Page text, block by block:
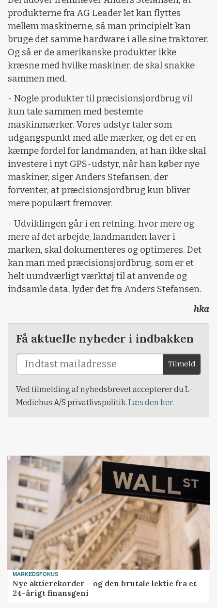
produkterne fra AG Leader let kan flyttes
mellem maskinerne, så man principielt kan
bruge det samme hardware i alle sine traktorer.
Og så er de amerikanske produkter ikke
kræsne med hvilke maskiner, de skal snakke
sammen med.
- Nogle produkter til præcisionsjordbrug vil
kun tale sammen med bestemte
maskinmærker. Vores udstyr taler som
udgangspunkt med alle mærker, og det er en
kæmpe fordel for landmanden, at han ikke skal
investere i nyt GPS-udstyr, når han køber nye
maskiner, siger Anders Stefansen, der
forventer, at præcisionsjordbrug kun bliver
mere populært fremover.
- Udviklingen går i en retning, hvor mere og
mere af det arbejde, landmanden laver i
marken, skal dokumenteres og optimeres. Det
kan man med præcisionsjordbrug, som er et
helt uundværligt værktøj til at anvende og
indsamle data, lyder det fra Anders Stefansen.
hka
Få aktuelle nyheder i indbakken
Tilmeld
Ved tilmelding af nyhedsbrevet accepterer du L-
Mediehus A/S privatlivspolitik. Læs den her.
MARKEDSFOKUS
Nye aktierekorder – og den brutale lektie fra et
24-årigt finansgeni